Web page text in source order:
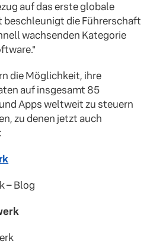
auf das erste globale
beschleunigt die Führerschaft
wachsenden Kategorie
die Möglichkeit, ihre
auf insgesamt 85
Apps weltweit zu steuern
zu denen jetzt auch
– Blog